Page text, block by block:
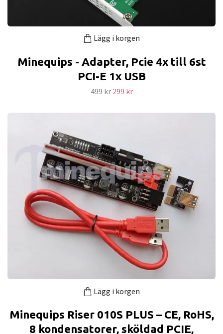
Lägg i korgen
Minequips - Adapter, Pcie 4x till 6st
PCI-E 1x USB
499 kr 299 kr
Lägg i korgen
Minequips Riser 010S PLUS – CE, RoHS,
8 kondensatorer, sköldad PCIE,